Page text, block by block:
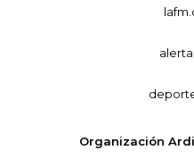
Organización